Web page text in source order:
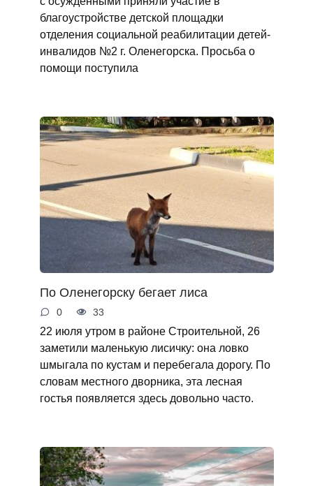
благоустройстве детской площадки
отделения социальной реабилитации детей-
инвалидов №2 г. Оленегорска. Просьба о
помощи поступила
По Оленегорску бегает лиса
0 33
22 июля утром в районе Строительной, 26
заметили маленькую лисичку: она ловко
шмыгала по кустам и перебегала дорогу. По
словам местного дворника, эта лесная
гостья появляется здесь довольно часто.